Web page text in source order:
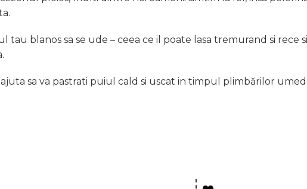
blanos sa se ude – ceea ce il poate lasa tremurand si rece
sa va pastrati puiul cald si uscat in timpul plimbărilor